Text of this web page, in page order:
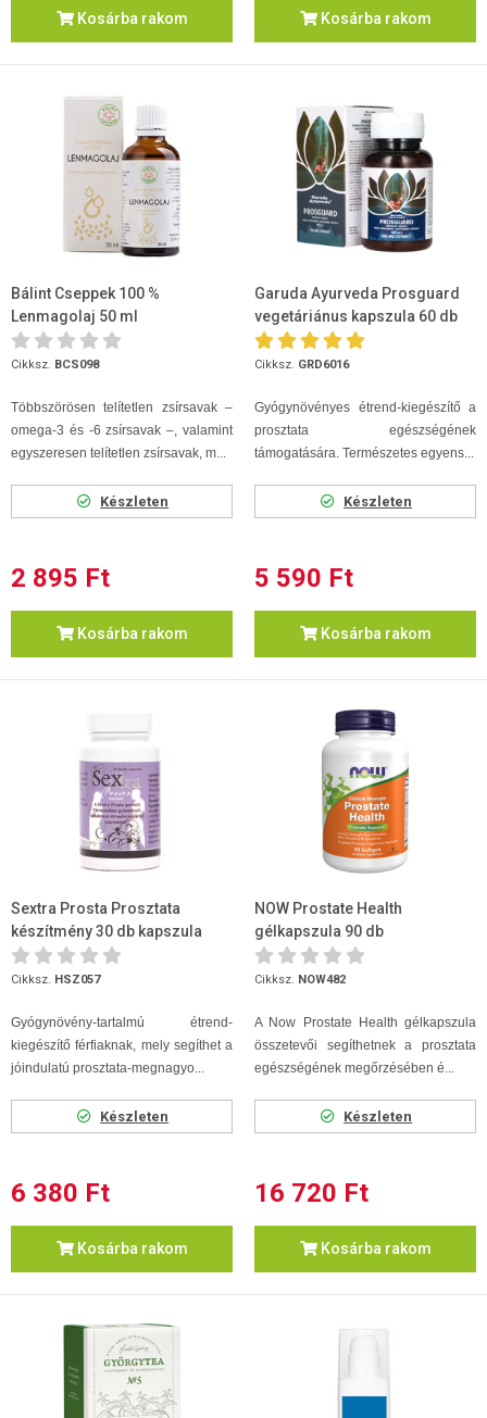
Kosárba rakom Kosárba rakom
Bálint Cseppek 100 %
Lenmagolaj 50 ml
Cikksz. BCS098
Többszörösen telítetlen zsírsavak –
omega-3 és -6 zsírsavak –, valamint
egyszeresen telítetlen zsírsavak, m...
Készleten
2 895 Ft
Kosárba rakom
Garuda Ayurveda Prosguard
vegetáriánus kapszula 60 db
Cikksz. GRD6016
Gyógynövényes étrend-kiegészítő a
prosztata egészségének
támogatására. Természetes egyens...
Készleten
5 590 Ft
Kosárba rakom
Sextra Prosta Prosztata
készítmény 30 db kapszula
Cikksz. HSZ057
Gyógynövény-tartalmú étrend-
kiegészítő férfiaknak, mely segíthet a
jóindulatú prosztata-megnagyo...
Készleten
6 380 Ft
Kosárba rakom
NOW Prostate Health
gélkapszula 90 db
Cikksz. NOW482
A Now Prostate Health gélkapszula
összetevői segíthetnek a prosztata
egészségének megőrzésében é...
Készleten
16 720 Ft
Kosárba rakom